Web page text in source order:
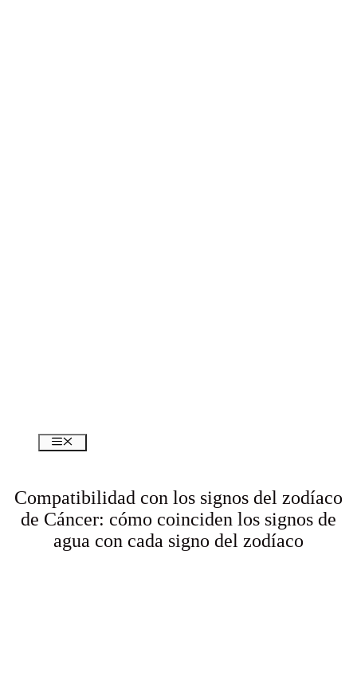
Menú
Compatibilidad con los signos del zodíaco
de Cáncer: cómo coinciden los signos de
agua con cada signo del zodíaco